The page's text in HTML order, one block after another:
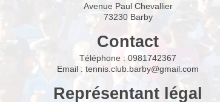
Avenue Paul Chevallier
73230 Barby
Contact
Téléphone : 0981742367
Email : tennis.club.barby@gmail.com
Représentant légal